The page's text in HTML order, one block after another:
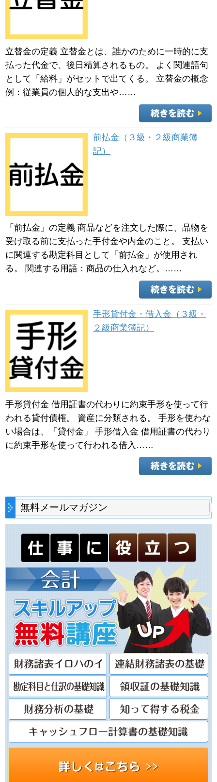
立替金の定義 立替金とは、誰かのために一時的に支
払った代金で、後日精算されるもの。 よく関連語句
として「給料」がセットで出てくる。 立替金の概念
例：従業員の個人的な支出や……
前払金（３級・２級商業簿
記）
「前払金」の定義 商品などを注文した際に、品物を
受け取る前に支払った手付金や内金のこと。 支払い
に関連する勘定科目として「前払金」が使用され
る。 関連する用語：商品の仕入れなど。……
手形貸付金・借入金（３級・
２級商業簿記）
手形貸付金 借用証書の代わりに約束手形を使って行
われる貸付債権。 資産に分類される。 手形を使わな
い場合は、「貸付金」 手形借入金 借用証書の代わり
に約束手形を使って行われる借入……
無料メールマガジン